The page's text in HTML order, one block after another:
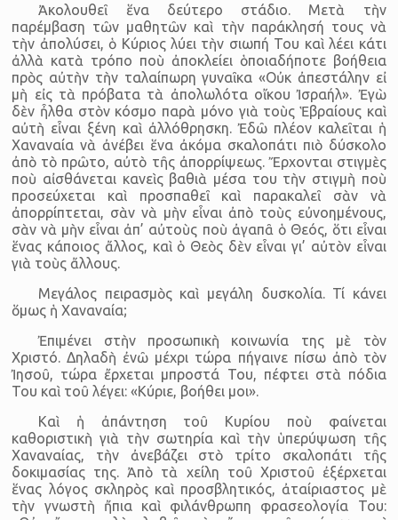
Ἀκολουθεῖ ἕνα δεύτερο στάδιο. Μετὰ τὴν
παρέμβαση τῶν μαθητῶν καὶ τὴν παράκλησή τους νὰ
τὴν ἀπολύσει, ὁ Κύριος λύει τὴν σιωπή Του καὶ λέει κάτι
ἀλλὰ κατὰ τρόπο ποὺ ἀποκλείει ὁποιαδήποτε βοήθεια
πρὸς αὐτὴν τὴν ταλαίπωρη γυναῖκα «Οὐκ ἀπεστάλην εἰ
μὴ εἰς τὰ πρόβατα τὰ ἀπολωλότα οἴκου Ἰσραήλ». Ἐγὼ
δὲν ἦλθα στὸν κόσμο παρὰ μόνο γιὰ τοὺς Ἑβραίους καὶ
αὐτὴ εἶναι ξένη καὶ ἀλλόθρησκη. Ἐδῶ πλέον καλεῖται ἡ
Χαναναία νὰ ἀνέβει ἕνα ἀκόμα σκαλοπάτι πιὸ δύσκολο
ἀπὸ τὸ πρῶτο, αὐτὸ τῆς ἀπορρίψεως. Ἔρχονται στιγμὲς
ποὺ αἰσθάνεται κανεὶς βαθιὰ μέσα του τὴν στιγμὴ ποὺ
προσεύχεται καὶ προσπαθεῖ καὶ παρακαλεῖ σὰν νὰ
ἀπορρίπτεται, σὰν νὰ μὴν εἶναι ἀπὸ τοὺς εὐνοημένους,
σὰν νὰ μὴν εἶναι ἀπ’ αὐτοὺς ποὺ ἀγαπᾶ ὁ Θεός, ὅτι εἶναι
ἕνας κάποιος ἄλλος, καὶ ὁ Θεὸς δὲν εἶναι γι’ αὐτὸν εἶναι
γιὰ τοὺς ἄλλους.
Μεγάλος πειρασμὸς καὶ μεγάλη δυσκολία. Τί κάνει
ὅμως ἡ Χαναναία;
Ἐπιμένει στὴν προσωπικὴ κοινωνία της μὲ τὸν
Χριστό. Δηλαδὴ ἐνῶ μέχρι τώρα πήγαινε πίσω ἀπὸ τὸν
Ἰησοῦ, τώρα ἔρχεται μπροστά Του, πέφτει στὰ πόδια
Του καὶ τοῦ λέγει: «Κύριε, βοήθει μοι».
Καὶ ἡ ἀπάντηση τοῦ Κυρίου ποὺ φαίνεται
καθοριστικὴ γιὰ τὴν σωτηρία καὶ τὴν ὑπερύψωση τῆς
Χαναναίας, τὴν ἀνεβάζει στὸ τρίτο σκαλοπάτι τῆς
δοκιμασίας της. Ἀπὸ τὰ χείλη τοῦ Χριστοῦ ἐξέρχεται
ἕνας λόγος σκληρὸς καὶ προσβλητικός, ἀταίριαστος μὲ
τὴν γνωστὴ ἤπια καὶ φιλάνθρωπη φρασεολογία Του: